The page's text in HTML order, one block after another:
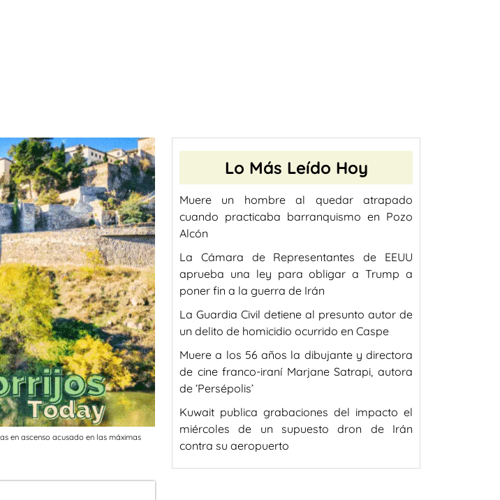
en ascenso acusado en las máximas
Lo Más Leído Hoy
Muere un hombre al quedar atrapado
cuando practicaba barranquismo en Pozo
Alcón
La Cámara de Representantes de EEUU
aprueba una ley para obligar a Trump a
poner fin a la guerra de Irán
La Guardia Civil detiene al presunto autor de
un delito de homicidio ocurrido en Caspe
Muere a los 56 años la dibujante y directora
de cine franco-iraní Marjane Satrapi, autora
de ‘Persépolis’
Kuwait publica grabaciones del impacto el
miércoles de un supuesto dron de Irán
contra su aeropuerto